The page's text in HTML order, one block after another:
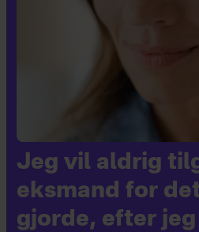
Jeg vil aldrig
eksmand for
gjorde, efter